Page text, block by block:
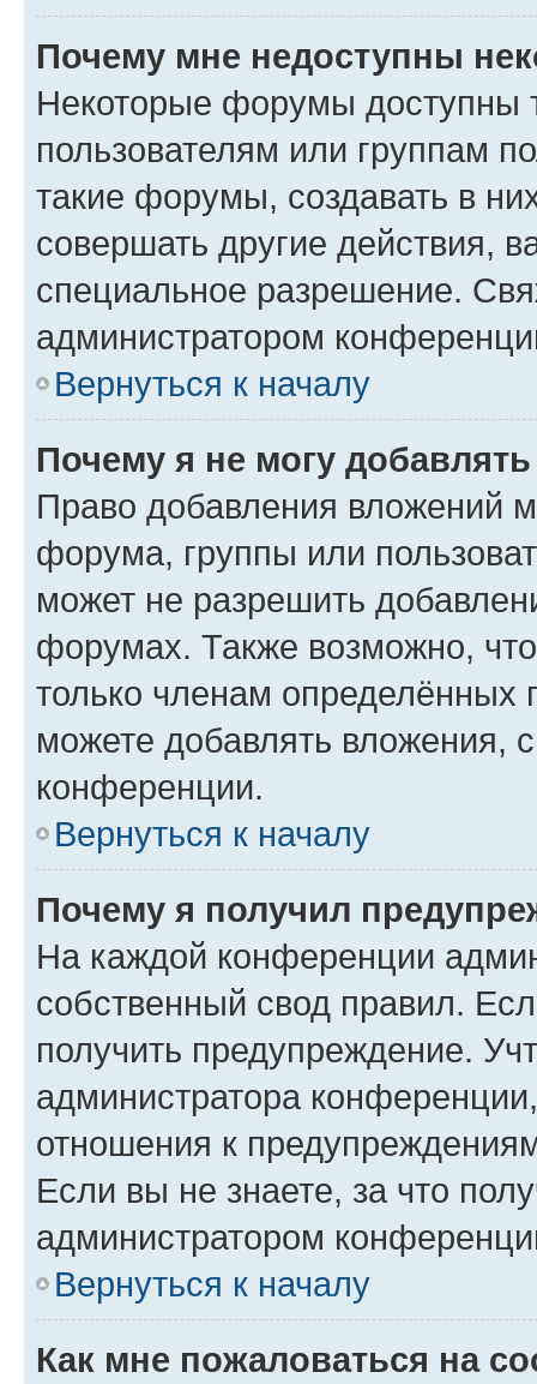
Почему мне недоступны
Некоторые форумы доступны
пользователям или группам
такие форумы, создавать в
совершать другие действия,
специальное разрешение.
администратором
Вернуться к началу
Почему я не могу
Право добавления вложений
форума, группы или
может не разрешить
форумах. Также возможно,
только членам определённых
можете добавлять вложения,
конференции.
Вернуться к началу
Почему я получил
На каждой конференции
собственный свод правил.
получить предупреждение.
администратора
отношения к
Если вы не знаете, за что
администратором
Вернуться к началу
Как мне пожаловаться на